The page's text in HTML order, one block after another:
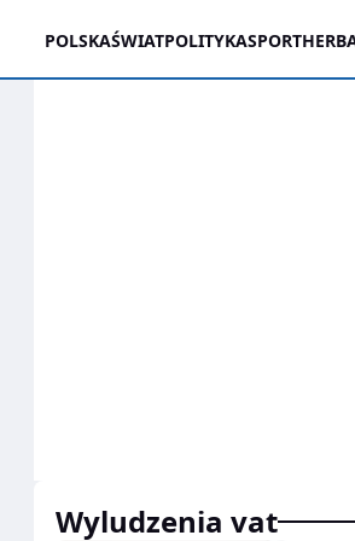
POLSKAŚWIATPOLITYKASPORT
wyludzenia vat